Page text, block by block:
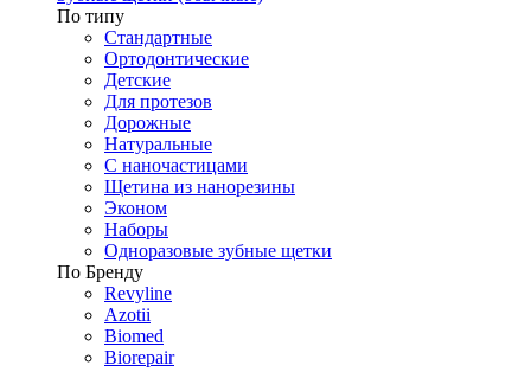
По типу
Стандартные
Ортодонтические
Детские
Для протезов
Дорожные
Натуральные
С наночастицами
Щетина из нанорезины
Эконом
Наборы
Одноразовые зубные щетки
По Бренду
Revyline
Azotii
Biomed
Biorepair